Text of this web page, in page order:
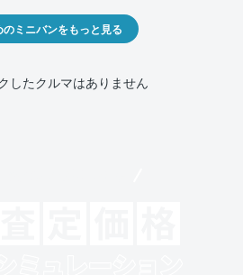
のミニバンをもっと見る
したクルマはありません